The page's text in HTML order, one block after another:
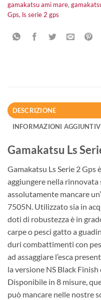
gamakatsu ami mare,
Gps, ls serie 2 gps
DESCRIZIONE
INFORMAZIONI
Gamakatsu Ls
Gamakatsu Ls Serie 2 Gps
aggiungere nella
assolutamente mancare
7505N. Utilizzato sia in
doti di robustezza è in
carpe o pesci gatto a
duri combattimenti con
ad assaggiare l’esca
la versione NS Black
Disponibile in 8 misure,
può mancare nelle nostre